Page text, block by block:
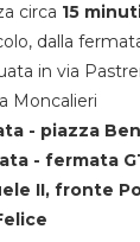
circa 15
dalla
in via
Moncalieri
- piazza
- fermata
II, fronte